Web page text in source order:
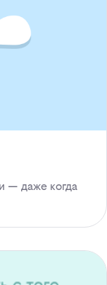
— даже когда